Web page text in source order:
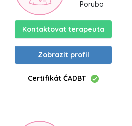
Poruba
Kontaktovat terapeuta
Zobrazit profil
Certifikát ČADBT